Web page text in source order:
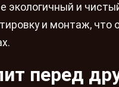
экологичный и
и монтаж, что
перед